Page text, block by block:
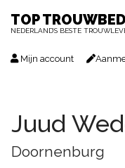
TOP
NEDERLAND’S BESTE
Mijn account
Juud
Doornenburg